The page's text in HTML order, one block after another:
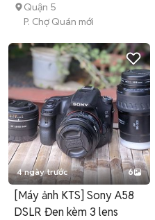
Quận 5
P. Chợ Quán mới
4 ngày trước 6
[Máy ảnh KTS] Sony A58
DSLR Đen kèm 3 lens